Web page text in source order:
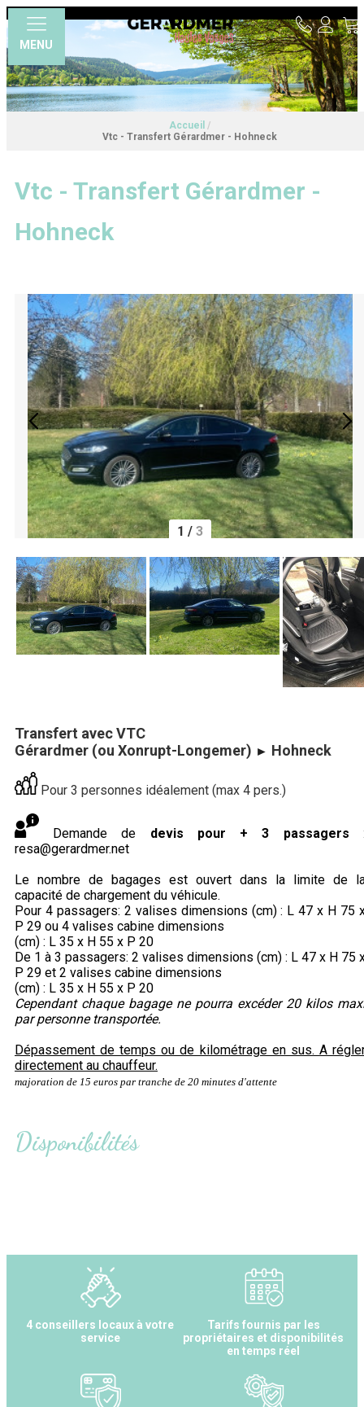
MENU
Accueil /
Vtc - Transfert Gérardmer - Hohneck
Vtc - Transfert Gérardmer -
Hohneck
1 / 3
Transfert avec VTC
Gérardmer (ou Xonrupt-Longemer) ► Hohneck
Pour 3 personnes idéalement (max 4 pers.)
Demande de devis pour + 3 passagers
resa@gerardmer.net
Le nombre de bagages est ouvert dans la limite de
capacité de chargement du véhicule.
Pour 4 passagers: 2 valises dimensions (cm) : L 47 x H 75
P 29 ou 4 valises cabine dimensions
(cm) : L 35 x H 55 x P 20
De 1 à 3 passagers: 2 valises dimensions (cm) : L 47 x H 75
P 29 et 2 valises cabine dimensions
(cm) : L 35 x H 55 x P 20
Cependant chaque bagage ne pourra excéder 20 kilos
par personne transportée.
Dépassement de temps ou de kilométrage en sus. A
directement au chauffeur.
majoration de 15 euros par tranche de 20 minutes d'attente
Disponibilités
4 conseillers locaux à votre
service
Tarifs fournis par les
propriétaires et disponibilités
en temps réel